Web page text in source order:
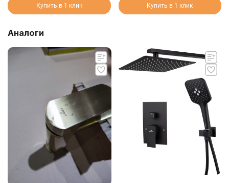
Купить в 1 клик Купить в 1 клик
Аналоги